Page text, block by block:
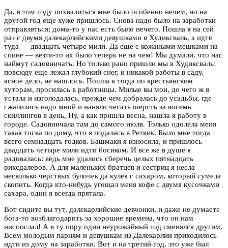
Да, в том году похвалиться мне было особенно нечем, но на
другой год еще хуже пришлось. Снова надо было на заработки
отправляться; дома-то у нас есть было нечего. Пошла я на сей
раз с двумя далекарлийскими девушками в Худиксваль, а идти
туда — двадцать четыре мили. Да еще с кожаными мешками на
спине — везти-то их было теперь не на чем! Мы думали, что нас
наймут садовничать. Но только рано пришли мы в Худиксваль:
повсюду еще лежал глубокий снег, и никакой работы в саду,
ясное дело, не нашлось. Пошла я тогда по крестьянским
хуторам, просилась в работницы. Милые вы мои, до чего ж я
устала и изголодалась, прежде чем добралась до усадьбы, где
сжалились надо мной и наняли чесать шерсть за восемь
скиллингов в день, Ну, а как пришла весна, нашла я работу в
городе. Садовничала там до самого июля. Только одолела меня
такая тоска по дому, что я подалась в Ретвик. Было мне тогда
всего семнадцать годков. Башмаки я износила, и пришлось
двадцать четыре мили идти босиком. И все же в душе я
радовалась: ведь мне удалось сберечь целых пятнадцать
риксдалеров. А для маленьких братцев и сестриц я несла
несколько черствых булочек да кулек с сахаром, который сумела
скопить. Когда кто-нибудь угощал меня кофе с двумя кусочками
сахара, один я всегда прятала.
Вот сидите вы тут, далекарлийские девчонки, и даже не думаете
бога-то возблагодарить за хорошие времена, что он нам
ниспослал! А в ту пору один неурожайный год сменялся другим.
Всем молодым парням и девушкам из Далекарлии приходилось
идти из дому на заработки. Вот и на третий год, это уже был